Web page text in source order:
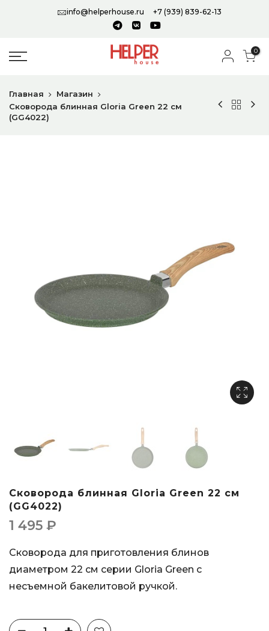
info@helperhouse.ru +7 (939) 839-62-13
0
Главная
Магазин
Сковорода блинная Gloria Green 22 см
(GG4022)
Сковорода блинная Gloria Green 22 см
(GG4022)
1 495 ₽
Сковорода для приготовления блинов
диаметром 22 см серии Gloria Green с
несъемной бакелитовой ручкой.